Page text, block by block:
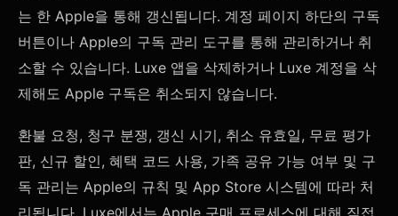
는 한 Apple을 통해 갱신됩니다. 계정 페이지 하단의 구독
버튼이나 Apple의 구독 관리 도구를 통해 관리하거나 취
소할 수 있습니다. Luxe 앱을 삭제하거나 Luxe 계정을 삭
제해도 Apple 구독은 취소되지 않습니다.
환불 요청, 청구 분쟁, 갱신 시기, 취소 유효일, 무료 평가
판, 신규 할인, 혜택 코드 사용, 가족 공유 가능 여부 및 구
독 관리는 Apple의 규칙 및 App Store 시스템에 따라 처
리됩니다. Luxe에서는 Apple 구매 프로세스에 대해 직접